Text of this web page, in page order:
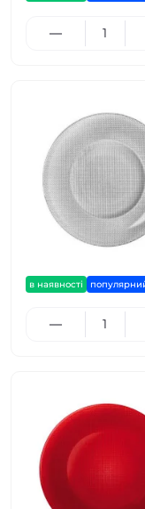
в наявності